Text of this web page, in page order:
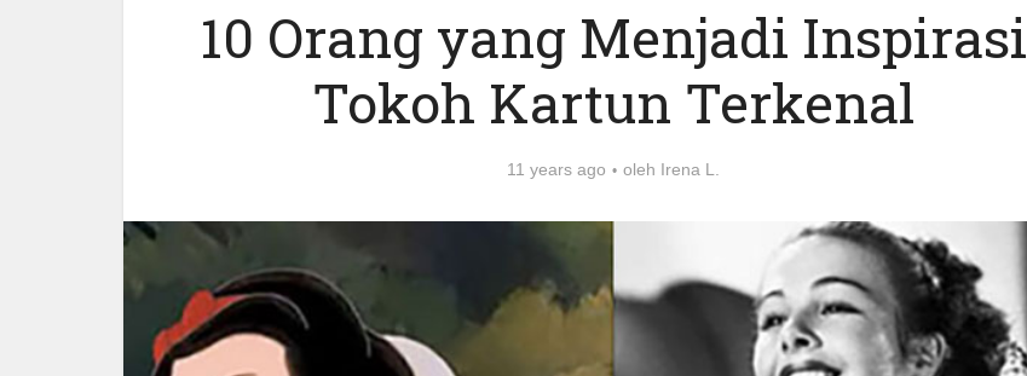
10 Orang yang Menjadi Inspirasi
Tokoh Kartun Terkenal
11 years ago oleh Irena L.